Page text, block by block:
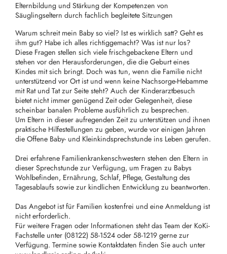
Elternbildung und Stärkung der Kompetenzen von
Säuglingseltern durch fachlich begleitete Sitzungen
Warum schreit mein Baby so viel? Ist es wirklich satt? Geht es
ihm gut? Habe ich alles richtiggemacht? Was ist nur los?
Diese Fragen stellen sich viele frischgebackene Eltern und
stehen vor den Herausforderungen, die die Geburt eines
Kindes mit sich bringt. Doch was tun, wenn die Familie nicht
unterstützend vor Ort ist und wenn keine Nachsorge-Hebamme
mit Rat und Tat zur Seite steht? Auch der Kinderarztbesuch
bietet nicht immer genügend Zeit oder Gelegenheit, diese
scheinbar banalen Probleme ausführlich zu besprechen.
Um Eltern in dieser aufregenden Zeit zu unterstützen und ihnen
praktische Hilfestellungen zu geben, wurde vor einigen Jahren
die Offene Baby- und Kleinkindsprechstunde ins Leben gerufen.
Drei erfahrene Familienkrankenschwestern stehen den Eltern in
dieser Sprechstunde zur Verfügung, um Fragen zu Babys
Wohlbefinden, Ernährung, Schlaf, Pflege, Gestaltung des
Tagesablaufs sowie zur kindlichen Entwicklung zu beantworten.
Das Angebot ist für Familien kostenfrei und eine Anmeldung ist
nicht erforderlich.
Für weitere Fragen oder Informationen steht das Team der KoKi-
Fachstelle unter (08122) 58-1524 oder 58-1219 gerne zur
Verfügung. Termine sowie Kontaktdaten finden Sie auch unter